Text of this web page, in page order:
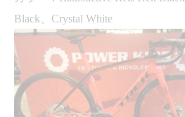
Black
Crystal White